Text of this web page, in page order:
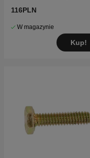
116PLN
W magazynie
Kup!